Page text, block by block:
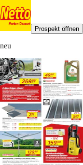
Prospekt öffnen
neu